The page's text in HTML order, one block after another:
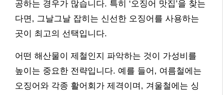
공하는 경우가 많습니다. 특히 ‘오징어 맛집’을 찾는
다면, 그날그날 잡히는 신선한 오징어를 사용하는
곳이 최고의 선택입니다.
어떤 해산물이 제철인지 파악하는 것이 가성비를
높이는 중요한 전략입니다. 예를 들어, 여름철에는
오징어와 각종 활어회가 제격이며, 겨울철에는 싱